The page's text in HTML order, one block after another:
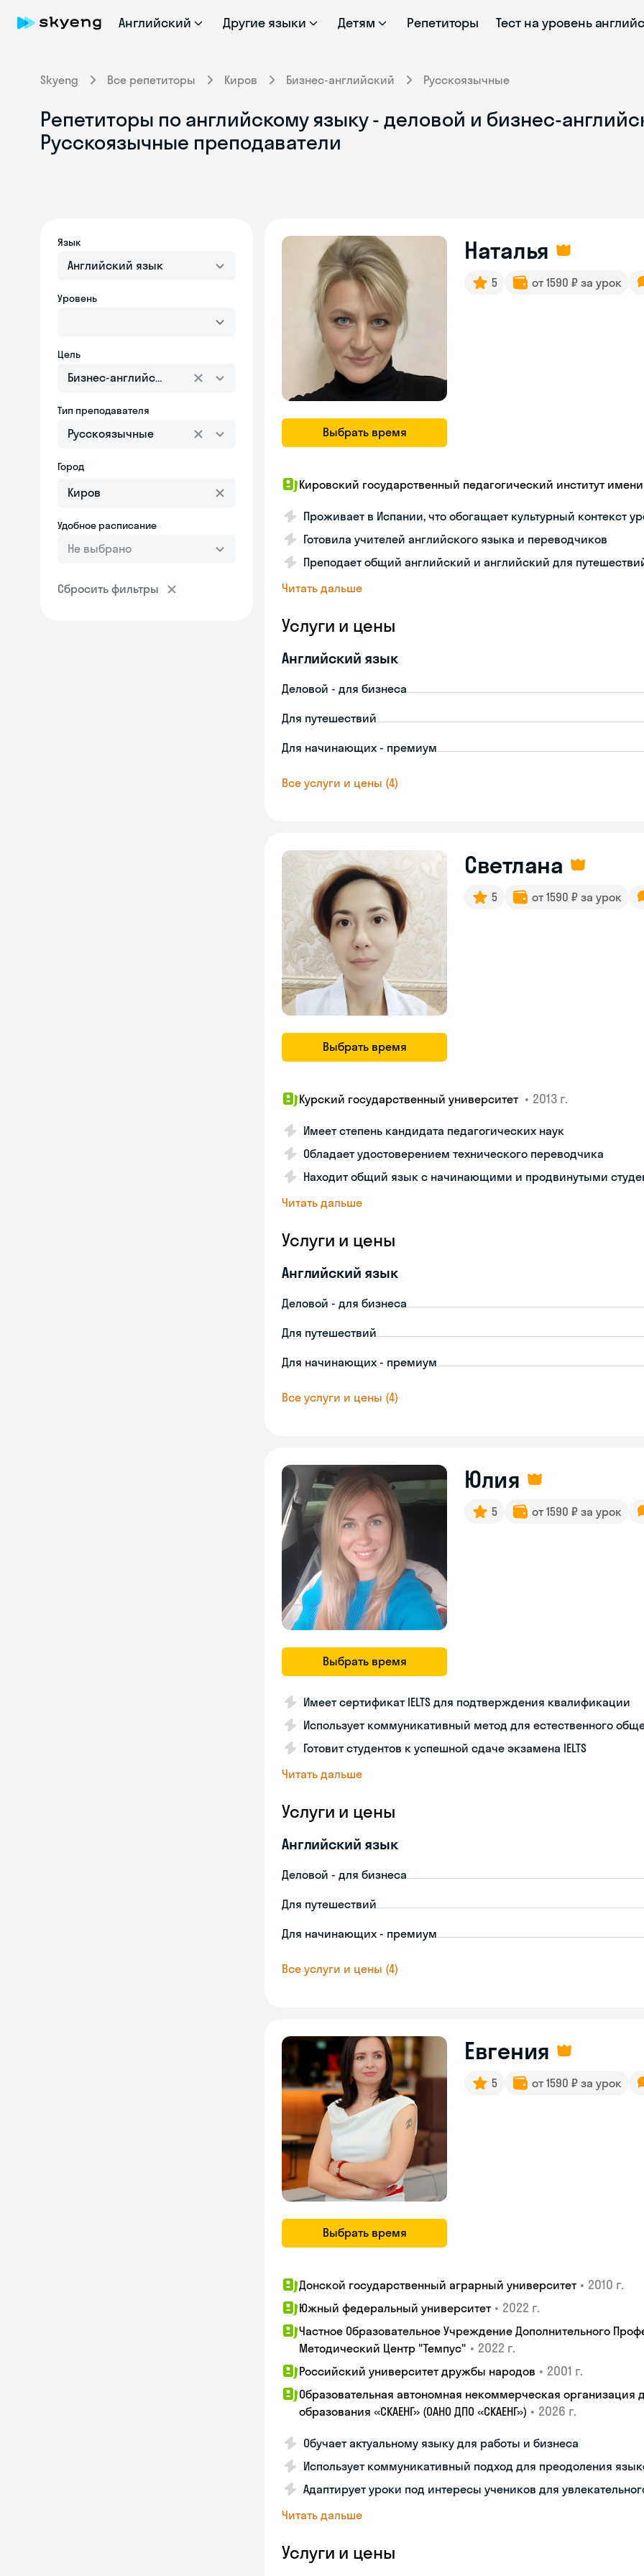
Английский Другие языки Детям Репетиторы Тест на уровень
Skyeng Все репетиторы Киров Бизнес-английский Русскоязычные
Репетиторы по английскому языку - деловой и бизнес-
Русскоязычные преподаватели
Язык
Английский язык
Уровень
Цель
Бизнес-английский
Тип преподавателя
Русскоязычные
Город
Удобное расписание
Не выбрано
Сбросить фильтры
Выбрать время
Наталья
5 от 1590 ₽ за урок
Кировский государственный педагогический институт
Проживает в Испании, что обогащает культурный контекст
Готовила учителей английского языка и переводчиков
Преподает общий английский и английский для
Читать дальше
Услуги и цены
Английский язык
Деловой - для бизнеса
Для путешествий
Для начинающих - премиум
Все услуги и цены (4)
Выбрать время
Светлана
5 от 1590 ₽ за урок
Курский государственный университет • 2013 г.
Имеет степень кандидата педагогических наук
Обладает удостоверением технического переводчика
Находит общий язык с начинающими и продвинутыми
Читать дальше
Услуги и цены
Английский язык
Деловой - для бизнеса
Для путешествий
Для начинающих - премиум
Все услуги и цены (4)
Выбрать время
Юлия
5 от 1590 ₽ за урок
Имеет сертификат IELTS для подтверждения квалификации
Использует коммуникативный метод для естественного
Готовит студентов к успешной сдаче экзамена IELTS
Читать дальше
Услуги и цены
Английский язык
Деловой - для бизнеса
Для путешествий
Для начинающих - премиум
Все услуги и цены (4)
Выбрать время
Евгения
5 от 1590 ₽ за урок
Донской государственный аграрный университет • 2010 г.
Южный федеральный университет • 2022 г.
Частное Образовательное Учреждение Дополнительного
Методический Центр "Темпус" • 2022 г.
Российский университет дружбы народов • 2001 г.
Образовательная автономная некоммерческая организация
образования «СКАЕНГ» (ОАНО ДПО «СКАЕНГ») • 2026 г.
Обучает актуальному языку для работы и бизнеса
Использует коммуникативный подход для преодоления
Адаптирует уроки под интересы учеников для
Читать дальше
Услуги и цены